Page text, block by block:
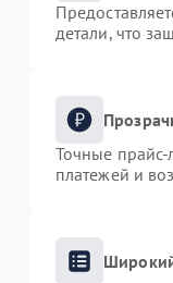
детали, что
Точные прайс-
платежей и